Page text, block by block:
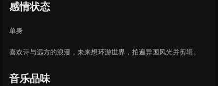
感情状态
单身
喜欢诗与远方的浪漫，未来想环游世界，拍遍异国风光并剪辑。
音乐品味